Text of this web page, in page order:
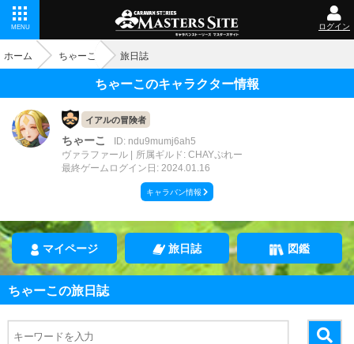
MENU ログイン
ホーム ちゃーこ 旅日誌
ちゃーこのキャラクター情報
イアルの冒険者
ちゃーこ
ID: ndu9mumj6ah5
ヴァラファール
所属ギルド: CHAYぷれー
最終ゲームログイン日: 2024.01.16
キャラバン情報
マイページ 旅日誌 図鑑
ちゃーこの旅日誌